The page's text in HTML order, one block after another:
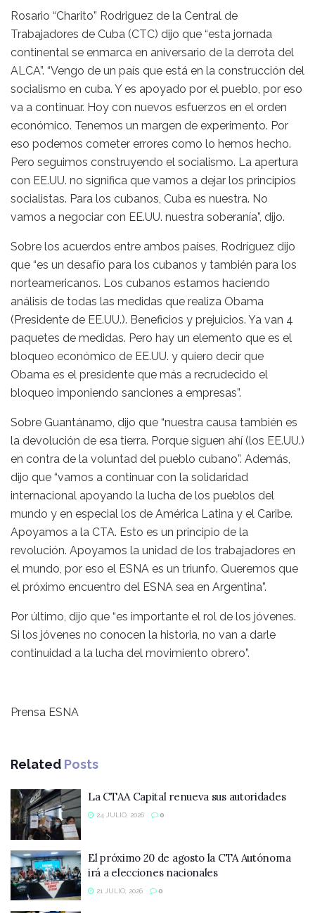
Rosario “Charito” Rodriguez de la Central de
Trabajadores de Cuba (CTC) dijo que “esta jornada
continental se enmarca en aniversario de la derrota del
ALCA”. “Vengo de un país que está en la construcción del
socialismo en cuba. Y es apoyado por el pueblo, por eso
va a continuar. Hoy con nuevos esfuerzos en el orden
económico. Tenemos un margen de experimento. Por
eso podemos cometer errores como lo hemos hecho.
Pero seguimos construyendo el socialismo. La apertura
con EE.UU. no significa que vamos a dejar los principios
socialistas. Para los cubanos, Cuba es nuestra. No
vamos a negociar con EE.UU. nuestra soberanía”, dijo.
Sobre los acuerdos entre ambos países, Rodríguez dijo
que “es un desafío para los cubanos y también para los
norteamericanos. Los cubanos estamos haciendo
análisis de todas las medidas que realiza Obama
(Presidente de EE.UU.). Beneficios y prejuicios. Ya van 4
paquetes de medidas. Pero hay un elemento que es el
bloqueo económico de EE.UU. y quiero decir que
Obama es el presidente que más a recrudecido el
bloqueo imponiendo sanciones a empresas”.
Sobre Guantánamo, dijo que “nuestra causa también es
la devolución de esa tierra. Porque siguen ahí (los EE.UU.)
en contra de la voluntad del pueblo cubano”. Además,
dijo que “vamos a continuar con la solidaridad
internacional apoyando la lucha de los pueblos del
mundo y en especial los de América Latina y el Caribe.
Apoyamos a la CTA. Esto es un principio de la
revolución. Apoyamos la unidad de los trabajadores en
el mundo, por eso el ESNA es un triunfo. Queremos que
el próximo encuentro del ESNA sea en Argentina”.
Por último, dijo que “es importante el rol de los jóvenes.
Si los jóvenes no conocen la historia, no van a darle
continuidad a la lucha del movimiento obrero”.
Prensa ESNA
Related Posts
La CTAA Capital renueva sus autoridades
24 JULIO, 2026 0
El próximo 20 de agosto la CTA Autónoma
irá a elecciones nacionales
21 JULIO, 2026 0